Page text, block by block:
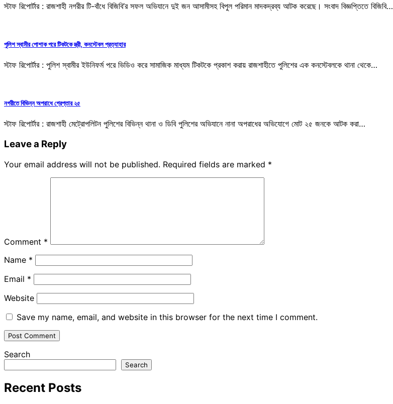
স্টাফ রিপোর্টার : রাজশাহী নগরীর টি-বাঁধে বিজিবি’র সফল অভিযানে দুই জন আসামীসহ বিপুল পরিমান মাদকদ্রব্য আটক করেছে। সংবাদ বিজ্ঞপ্তিতে বিজিবি…
পুলিশ স্বামীর পোশাক পরে টিকটকে স্ত্রী, কনস্টেবল প্রত্যাহার
স্টাফ রিপোর্টার : পুলিশ স্বামীর ইউনিফর্ম পরে ভিডিও করে সামাজিক মাধ্যম টিকটকে প্রকাশ করায় রাজশাহীতে পুলিশের এক কনস্টেবলকে থানা থেকে…
নগরীতে বিভিন্ন অপরাধে গ্রেপ্তার ২৫
স্টাফ রিপোর্টার : রাজশাহী মেট্রোপলিটন পুলিশের বিভিন্ন থানা ও ডিবি পুলিশের অভিযানে নানা অপরাধের অভিযোগে মোট ২৫ জনকে আটক করা…
Leave a Reply
Your email address will not be published. Required fields are marked *
Comment *
Name *
Email *
Website
Save my name, email, and website in this browser for the next time I comment.
Search
Search
Recent Posts